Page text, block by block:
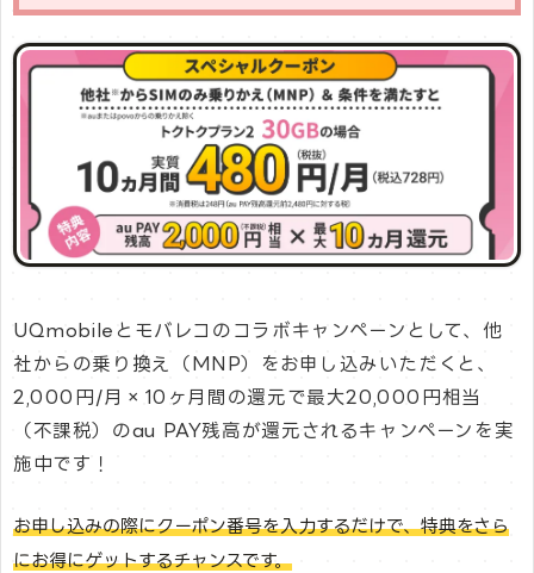
UQmobileとモバレコのコラボキャンペーンとして、他
社からの乗り換え（MNP）をお申し込みいただくと、
2,000円/月×10ヶ月間の還元で最大20,000円相当
（不課税）のau PAY残高が還元されるキャンペーンを実
施中です！
お申し込みの際にクーポン番号を入力するだけで、特典をさら
にお得にゲットするチャンスです。